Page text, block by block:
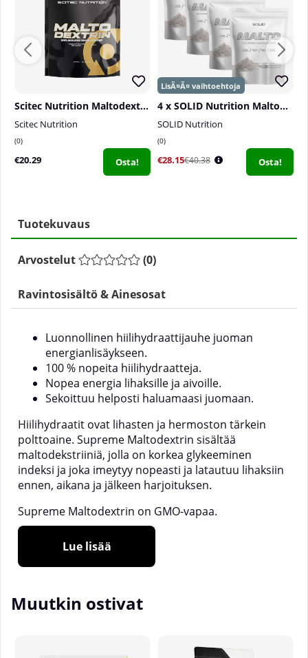
Scitec Nutrition Maltodextrin, 2000 g
Scitec Nutrition
0
€20.29 Osta!
4 x SOLID Nutrition Maltodextrin, 900 g
SOLID Nutrition
0
€28.15€40.38 Osta!
Tuotekuvaus
Arvostelut (0)
Ravintosisältö & Ainesosat
Luonnollinen hiilihydraattijauhe juoman
energianlisäykseen.
100 % nopeita hiilihydraatteja.
Nopea energia lihaksille ja aivoille.
Sekoittuu helposti haluamaasi juomaan.
Hiilihydraatit ovat lihasten ja hermoston tärkein
polttoaine. Supreme Maltodextrin sisältää
maltodekstriiniä, jolla on korkea glykeeminen
indeksi ja joka imeytyy nopeasti ja latautuu lihaksiin
ennen, aikana ja jälkeen harjoituksen.
Supreme Maltodextrin on GMO-vapaa.
ja sekoittuu helposti haluamaasi juomaan tai
proteiinijuomaan.
Hiilihydraattijuoma harjoituksen aikana:
%Supreme Maltodextrin
Hiilihydraattijuoma harjoituksen jälkeen:
Lue lisää
Muutkin ostivat